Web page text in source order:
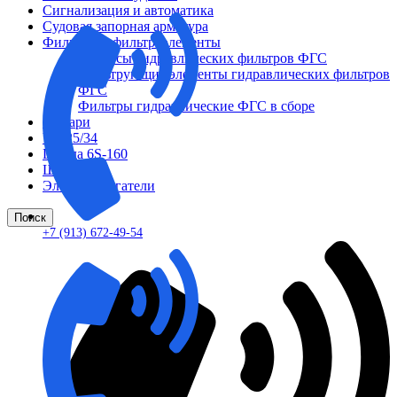
Сигнализация и автоматика
Судовая запорная арматура
Фильтры и фильтроэлементы
Корпусы гидравлических фильтров ФГС
Фильтрующие элементы гидравлических фильтров
ФГС
Фильтры гидравлические ФГС в сборе
Фонари
ЧН 25/34
Шкода 6S-160
Шкода-275
Электродвигатели
Поиск
+7 (913) 672-49-54